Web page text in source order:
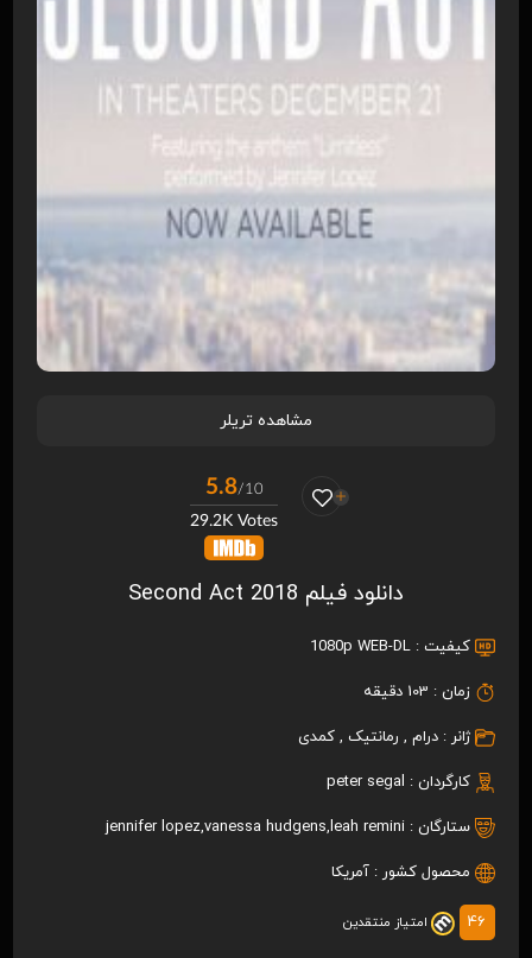
مشاهده تریلر
5.8/10
29.2K Votes
دانلود فیلم Second Act 2018
کیفیت : 1080p WEB-DL
زمان : 103 دقیقه
ژانر : درام , رمانتیک ,کمدی
کارگردان : peter segal
ستارگان : jennifer lopez,vanessa hudgens,leah remini
محصول کشور : آمریکا
46 امتیاز منتقدین